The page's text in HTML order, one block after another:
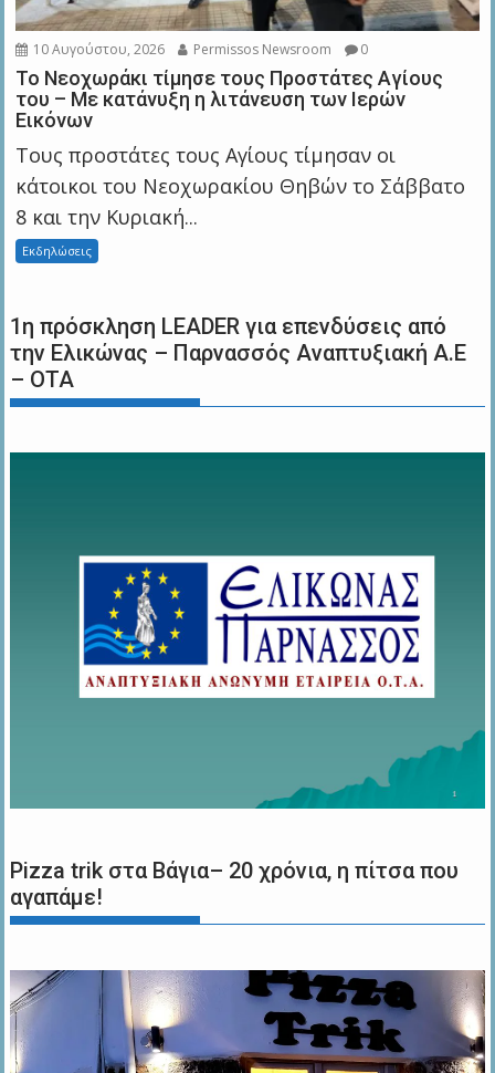
10 Αυγούστου, 2026 Permissos Newsroom 0
Το Νεοχωράκι τίμησε τους Προστάτες Αγίους
του – Με κατάνυξη η λιτάνευση των Ιερών
Εικόνων
Τους προστάτες τους Αγίους τίμησαν οι
κάτοικοι του Νεοχωρακίου Θηβών το Σάββατο
8 και την Κυριακή...
Εκδηλώσεις
1η πρόσκληση LEADER για επενδύσεις από
την Ελικώνας – Παρνασσός Αναπτυξιακή Α.Ε
– ΟΤΑ
Pizza trik στα Βάγια– 20 χρόνια, η πίτσα που
αγαπάμε!